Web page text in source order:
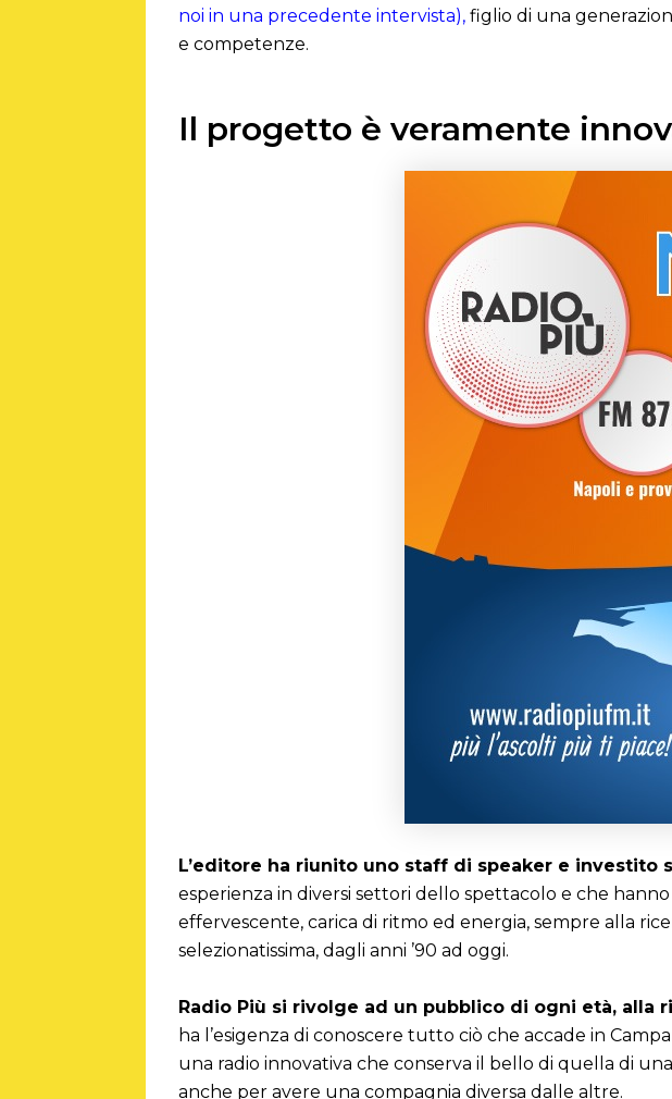
noi in una precedente intervista), figlio di una
e competenze.
Il progetto è veramente
L’editore ha riunito uno staff di speaker e
esperienza in diversi settori dello spettacolo e che
effervescente, carica di ritmo ed energia, sempre alla
selezionatissima, dagli anni ’90 ad oggi.
Radio Più si rivolge ad un pubblico di ogni età,
ha l’esigenza di conoscere tutto ciò che accade in
una radio innovativa che conserva il bello di quella di
anche per avere una compagnia diversa dalle altre.